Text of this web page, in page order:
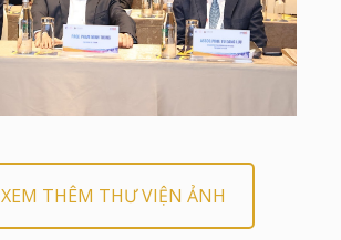
XEM THÊM THƯ VIỆN ẢNH